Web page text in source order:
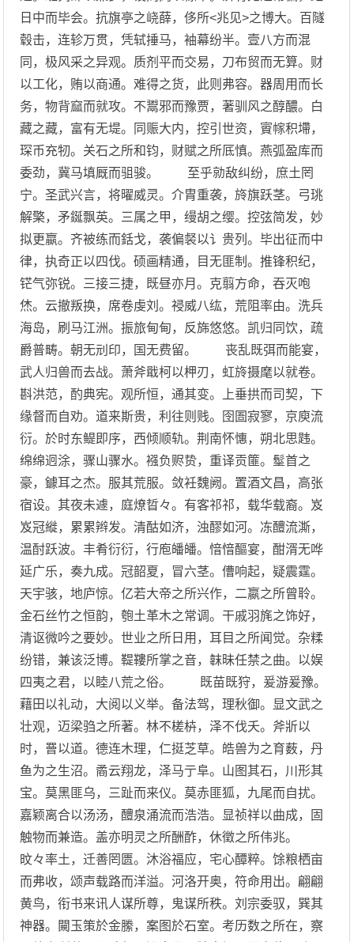
日中而毕会。抗旗亭之峣薛，侈所<兆见>之博大。百隧
毂击，连轸万贯，凭轼捶马，袖幕纷半。壹八方而混
同，极风采之异观。质剂平而交易，刀布贸而无算。财
以工化，贿以商通。难得之货，此则弗容。器周用而长
务，物背窳而就攻。不鬻邪而豫贾，著驯风之醇醲。白
藏之藏，富有无堤。同赈大内，控引世资，賨幏积墆，
琛币充牣。关石之所和钧，财赋之所厎慎。燕弧盈库而
委劲，冀马填厩而驵骏。 至乎勍敌纠纷，庶土罔
宁。圣武兴言，将曜威灵。介胄重袭，旍旗跃茎。弓珧
解檠，矛鋋飘英。三属之甲，缦胡之缨。控弦简发，妙
拟更嬴。齐被练而銛戈，袭偏裻以讠贵列。毕出征而中
律，执奇正以四伐。硕画精通，目无匪制。推锋积纪，
铓气弥锐。三接三捷，既昼亦月。克翦方命，吞灭咆
烋。云撤叛换，席卷虔刘。祲威八纮，荒阻率由。洗兵
海岛，刷马江洲。振旅甸甸，反旆悠悠。凯归同饮，疏
爵普畴。朝无刓印，国无费留。 丧乱既弭而能宴，
武人归兽而去战。萧斧戢柯以柙刃，虹旍摄麾以就卷。
斟洪范，酌典宪。观所恒，通其变。上垂拱而司契，下
缘督而自劝。道来斯贵，利往则贱。囹圄寂寥，京庾流
衍。於时东鳀即序，西倾顺轨。荆南怀憓，朔北思韪。
绵绵迥涂，骤山骤水。襁负赆贽，重译贡篚。髽首之
豪，鐻耳之杰。服其荒服。敛衽魏阙。置酒文昌，高张
宿设。其夜未遽，庭燎晢々。有客祁祁，载华载裔。岌
岌冠縰，累累辫发。清酤如济，浊醪如河。冻醴流澌，
温酎跃波。丰肴衍衍，行庖皤皤。愔愔醧宴，酣湑无哗
延广乐，奏九成。冠韶夏，冒六茎。傮响起，疑震霆。
天宇骇，地庐惊。亿若大帝之所兴作，二嬴之所曾聆。
金石丝竹之恒韵，匏土革木之常调。干戚羽旄之饰好，
清讴微吟之要妙。世业之所日用，耳目之所闻觉。杂糅
纷错，兼该泛博。鞮鞻所掌之音，韎昧任禁之曲。以娱
四夷之君，以睦八荒之俗。 既苗既狩，爰游爰豫。
藉田以礼动，大阅以义举。备法驾，理秋御。显文武之
壮观，迈梁驺之所著。林不槎枿，泽不伐夭。斧斨以
时，罾以道。德连木理，仁挺芝草。皓兽为之育薮，丹
鱼为之生沼。矞云翔龙，泽马亍阜。山图其石，川形其
宝。莫黑匪乌，三趾而来仪。莫赤匪狐，九尾而自扰。
嘉颖离合以汤汤，醴泉涌流而浩浩。显祯祥以曲成，固
触物而兼造。盖亦明灵之所酬酢，休徵之所伟兆。
旼々率土，迁善罔匮。沐浴福应，宅心醰粹。馀粮栖亩
而弗收，颂声载路而洋溢。河洛开奥，符命用出。翩翩
黄鸟，衔书来讯人谋所尊，鬼谋所秩。刘宗委驭，巽其
神器。闚玉策於金縢，案图於石室。考历数之所在，察